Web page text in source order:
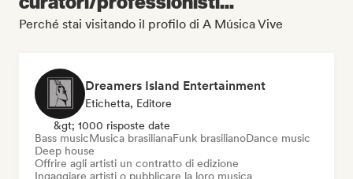
Perché stai visitando il profilo di A Música Vive
Dreamers Island Entertainment
Etichetta, Editore
&gt; 1000 risposte date
Bass musicMusica brasilianaFunk brasilianoDance music
Deep house
Offrire agli artisti un contratto di edizione
Ingaggiare artisti o pubblicare la loro musica